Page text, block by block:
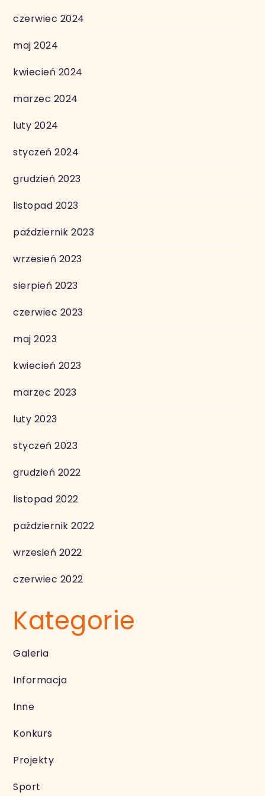
czerwiec 2024
maj 2024
kwiecień 2024
marzec 2024
luty 2024
styczeń 2024
grudzień 2023
listopad 2023
październik 2023
wrzesień 2023
sierpień 2023
czerwiec 2023
maj 2023
kwiecień 2023
marzec 2023
luty 2023
styczeń 2023
grudzień 2022
listopad 2022
październik 2022
wrzesień 2022
czerwiec 2022
Kategorie
Galeria
Informacja
Inne
Konkurs
Projekty
Sport